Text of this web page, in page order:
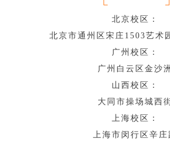
北京校区：
北京市通州区宋庄1503艺术
广州校区：
广州白云区金沙洲
山西校区：
大同市操场城西
上海校区：
上海市闵行区辛庄